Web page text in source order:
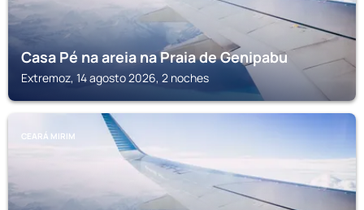
Casa Pé na areia na Praia de Genipabu
Extremoz, 14 agosto 2026, 2 noches
CEARÁ MIRIM